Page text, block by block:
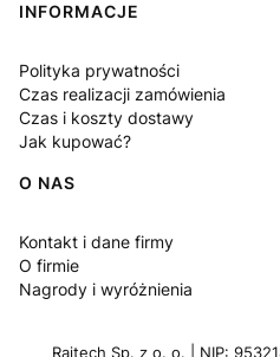
INFORMACJE
Polityka prywatności
Czas realizacji zamówienia
Czas i koszty dostawy
Jak kupować?
O NAS
Kontakt i dane firmy
O firmie
Nagrody i wyróżnienia
Raitech Sp. z o. o. | NIP: